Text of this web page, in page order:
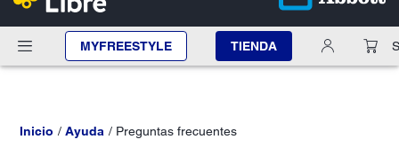
MYFREESTYLE TIENDA
Inicio Ayuda Preguntas frecuentes